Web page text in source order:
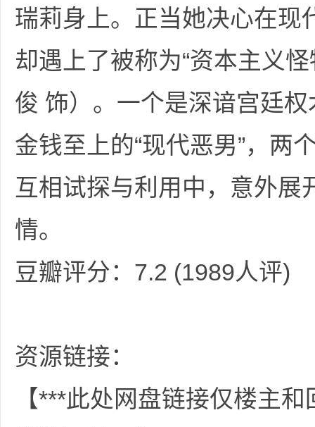
瑞莉身上。正当她决心在现
却遇上了被称为“资本主义
俊 饰）。一个是深谙宫廷权
金钱至上的“现代恶男”，两
互相试探与利用中，意外展
情。
豆瓣评分：7.2 (1989人评)
资源链接：
【***此处网盘链接仅楼主